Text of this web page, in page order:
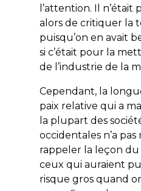
l’attention. Il n’était
alors de critiquer la
puisqu’on en avait
si c’était pour la
de l’industrie de la
Cependant, la
paix relative qui a
la plupart des
occidentales n’a
rappeler la leçon du
ceux qui auraient
risque gros quand